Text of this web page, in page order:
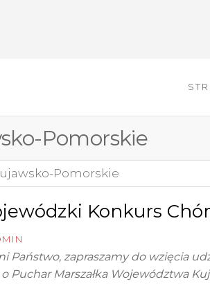
I
Pomorskie
Pomorskie
Konkurs
Państwo, zapraszamy do wzięcia
Puchar Marszałka Województwa